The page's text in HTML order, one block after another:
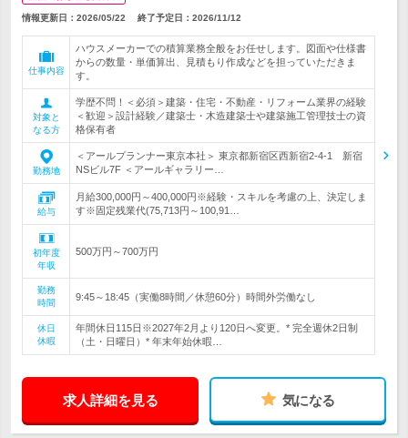
情報更新日：2026/05/22 終了予定日： 2026/11/12
仕事内容
ハウスメーカーでの積算業務全般をお任せします。図面や仕様書
からの数量・単価算出、見積もり作成などを担っていただきま
す。
対象と
なる方
学歴不問！＜必須＞建築・住宅・不動産・リフォーム業界の経験
＜歓迎＞設計経験／建築士・木造建築士や建築施工管理技士の資
格保有者
勤務地
＜アールプランナー東京本社＞ 東京都新宿区西新宿2-4-1 新宿
NSビル7F ＜アールギャラリー…
給与
月給300,000円～400,000円※経験・スキルを考慮の上、決定しま
す※固定残業代(75,713円～100,91…
初年度
年収
500万円～700万円
勤務
時間
9:45～18:45（実働8時間／休憩60分）時間外労働なし
休日
休暇
年間休日115日※2027年2月より120日へ変更。* 完全週休2日制
（土・日曜日）* 年末年始休暇…
求人詳細を見る 気になる